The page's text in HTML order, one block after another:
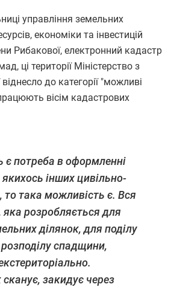
управління земельних
економіки та інвестицій
Рибакової, електронний кадастр
ці території Міністерство з
віднесло до категорії "можливі
вісім кадастрових
є потреба в оформленні
інших цивільно-
то така можливість є. Вся
яка розробляється для
ділянок, для поділу
розподілу спадщини,
закидує через